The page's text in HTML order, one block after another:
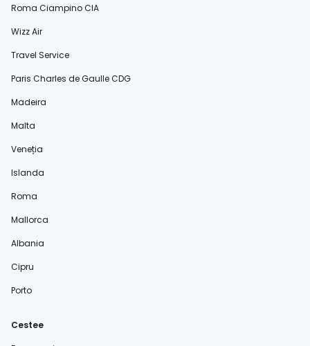
Roma Ciampino CIA
Wizz Air
Travel Service
Paris Charles de Gaulle CDG
Madeira
Malta
Veneția
Islanda
Roma
Mallorca
Albania
Cipru
Porto
Cestee